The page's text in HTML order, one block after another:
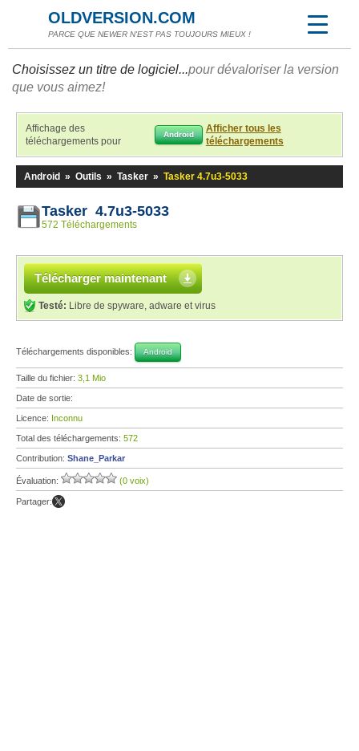
OLDVERSION.COM
PARCE QUE NEWER N'EST PAS TOUJOURS MIEUX !
Choisissez un titre de logiciel...pour dévaloriser la version
que vous aimez!
Affichage des
téléchargements pour
Android
Afficher tous les
téléchargements
Android » Outils » Tasker » Tasker 4.7u3-5033
Tasker 4.7u3-5033
572 Téléchargements
Télécharger maintenant
Testé: Libre de spyware, adware et virus
Téléchargements disponibles: Android
Taille du fichier: 3,1 Mio
Date de sortie:
Licence: Inconnu
Total des téléchargements: 572
Contribution: Shane_Parkar
Évaluation: (0 voix)
Partager: